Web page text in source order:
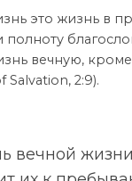
это жизнь в
полноту
вечную,
Salvation, 2:9).
вечной